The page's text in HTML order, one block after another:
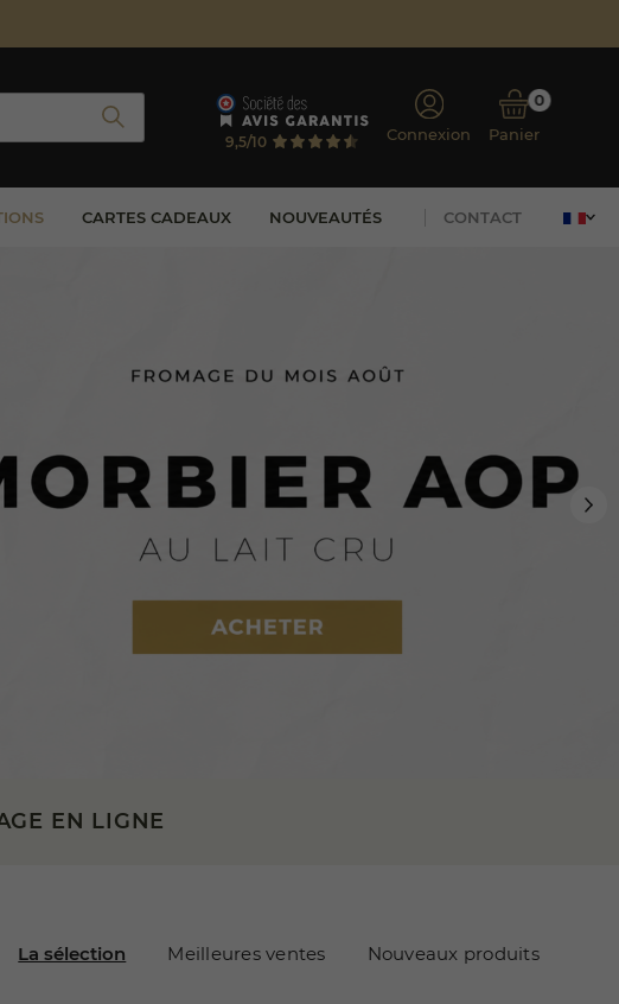
9,5/10 Connexion Panier
0
CARTES CADEAUX NOUVEAUTÉS CONTACT
EN LIGNE
La sélection Meilleures ventes Nouveaux produits